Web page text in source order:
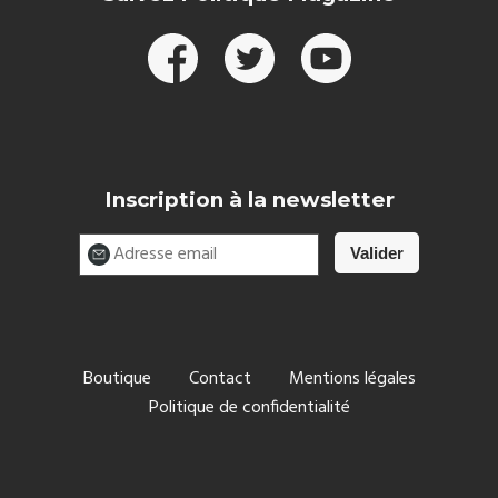
Inscription à la newsletter
Boutique Contact
Mentions légales
Politique de confidentialité